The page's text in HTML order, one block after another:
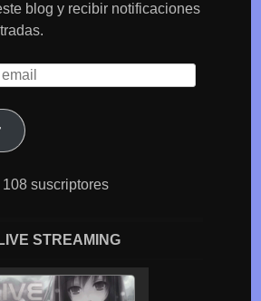
blog y recibir notificaciones
suscriptores
LIVE STREAMING